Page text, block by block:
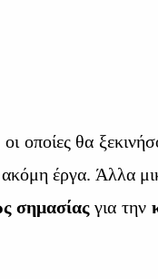
οποίες θα
έργα. Άλλα
σημασίαςγια την